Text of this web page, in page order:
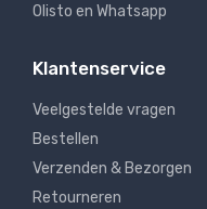
Olisto en Whatsapp
Klantenservice
Veelgestelde vragen
Bestellen
Verzenden & Bezorgen
Retourneren